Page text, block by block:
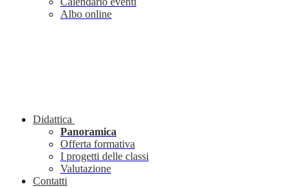
Albo online
Didattica
Panoramica
Offerta formativa
I progetti delle classi
Valutazione
Contatti